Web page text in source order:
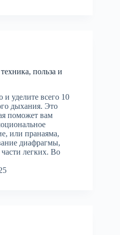
польза и
и уделите всего 10
дыхания. Это
поможет вам
или пранаяма,
диафрагмы,
легких. Во